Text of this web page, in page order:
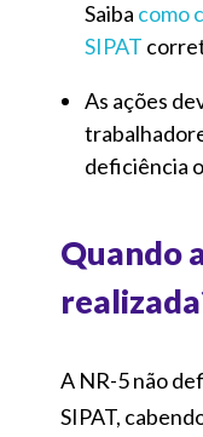
Saiba como
SIPAT
As ações
deficiência
Quando
A NR-5 não
SIPAT,